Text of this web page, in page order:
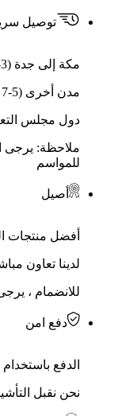
توصيل
مكة إلى جدة (3-4 أيام عمل)
مدن أخرى (5-7 أيام عمل)
دول مجلس التعاون
ملاحظة: يرجى
للمواسم
أصيل
أفضل منتجات
لدينا تعاون
للانضمام ،
دفع امن
الدفع
نحن نقبل